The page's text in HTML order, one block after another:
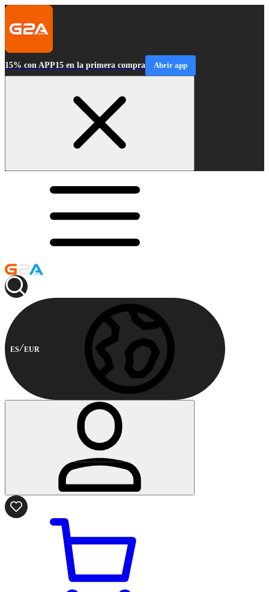
15% con APP15 en la primera compra Abrir app
ES EUR